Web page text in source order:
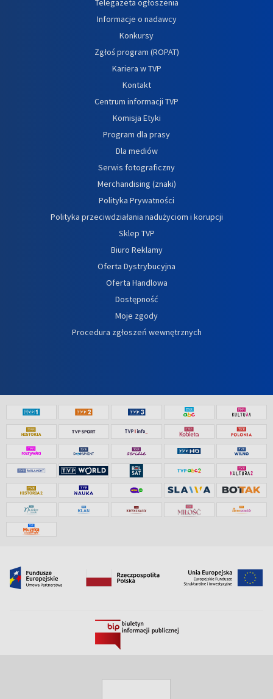
Telegazeta ogłoszenia
Informacje o nadawcy
Konkursy
Zgłoś program (ROPAT)
Kariera w TVP
Kontakt
Centrum informacji TVP
Komisja Etyki
Program dla prasy
Dla mediów
Serwis fotograficzny
Merchandising (znaki)
Polityka Prywatności
Polityka przeciwdziałania nadużyciom i korupcji
Sklep TVP
Biuro Reklamy
Oferta Dystrybucyjna
Oferta Handlowa
Dostępność
Moje zgody
Procedura zgłoszeń wewnętrznych